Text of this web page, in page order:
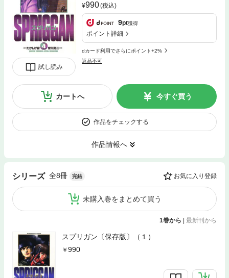
試し読み
990(税込)
9pt獲得
ポイント詳細
dカード利用でさらにポイント+2%
返品不可
カートへ 今すぐ買う
作品をチェックする
作品情報へ
シリーズ 全8冊 完結 お気に入り登録
未購入巻をまとめて買う
1巻から | 最新刊から
スプリガン〔保存版〕（１）
990